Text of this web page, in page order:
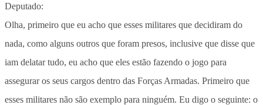
Deputado:
Olha, primeiro que eu acho que esses militares que decidiram do
nada, como alguns outros que foram presos, inclusive que disse que
iam delatar tudo, eu acho que eles estão fazendo o jogo para
assegurar os seus cargos dentro das Forças Armadas. Primeiro que
esses militares não são exemplo para ninguém. Eu digo o seguinte: o